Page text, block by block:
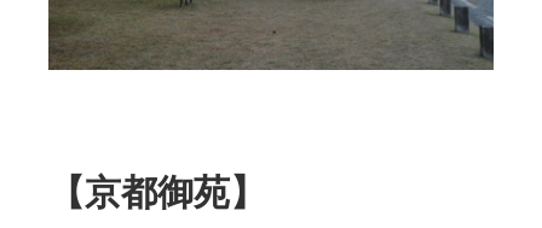
【京都御苑】